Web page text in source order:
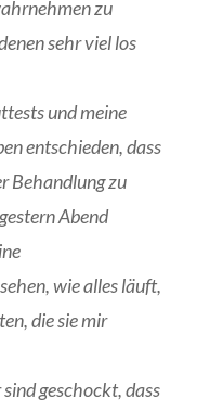
zu
sehr viel los
und meine
entschieden, dass
Behandlung zu
Abend
wie alles läuft,
die sie mir
geschockt, dass